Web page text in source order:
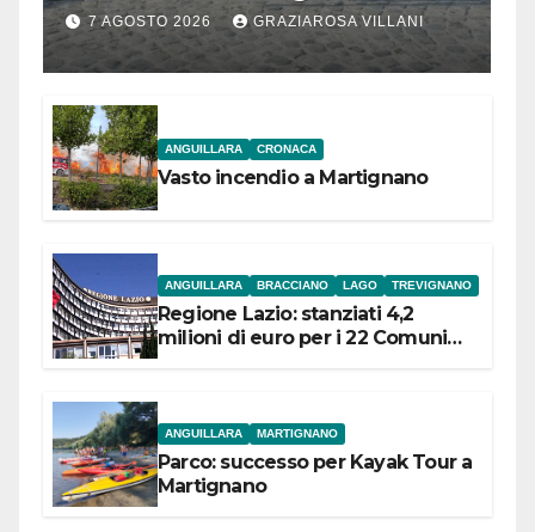
Bracciano: ieri
l’inaugurazione
7 AGOSTO 2026 GRAZIAROSA VILLANI
ANGUILLARA CRONACA
Vasto incendio a Martignano
ANGUILLARA BRACCIANO LAGO TREVIGNANO
Regione Lazio: stanziati 4,2
milioni di euro per i 22 Comuni
ANGUILLARA MARTIGNANO
Parco: successo per Kayak Tour a
Martignano